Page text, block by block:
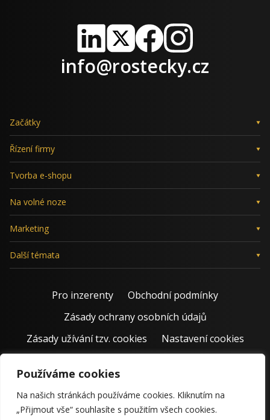
Používáme cookies
Na našich stránkách používáme cookies. Kliknutím na
„Přijmout vše“ souhlasíte s použitím všech cookies.
LinkedIn
X FacebookInstagram
info@rostecky.cz
Začátky
Řízení firmy
Tvorba e-shopu
Na volné noze
Marketing
Další témata
Pro inzerenty
Obchodní podmínky
Zásady ochrany osobních údajů
Zásady užívání tzv. cookies
Nastavení cookies